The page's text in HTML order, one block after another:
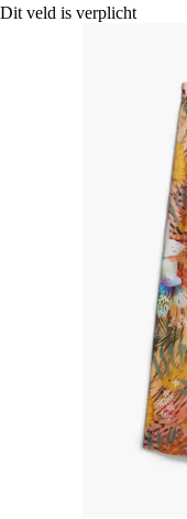
Dit veld is verplicht